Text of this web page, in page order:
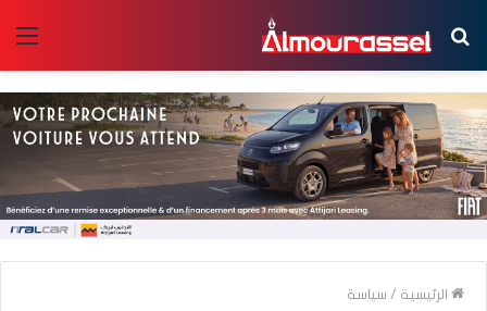
بحث
عن
الرئيسية / سياسة